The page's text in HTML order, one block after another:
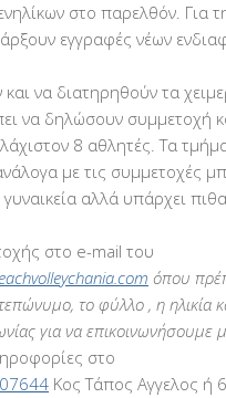
στο παρελθόν. Για
εγγραφές νέων
και να διατηρηθούν τα
να δηλώσουν συμμετοχή
8 αθλητές. Τα
με τις συμμετοχές
αλλά υπάρχει
στο e-mail του
όπου
το φύλλο , η ηλικία
για να επικοινωνήσουμε
στο
Κος Τάπος Αγγελος ή